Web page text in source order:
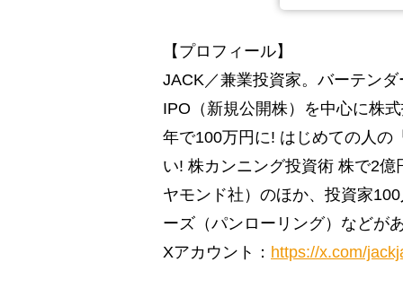
【プロフィール】
JACK／兼業投資家。バーテン
IPO（新規公開株）を中心に株
年で100万円に! はじめての人の
い! 株カンニング投資術 株で2
ヤモンド社）のほか、投資家
ーズ（パンローリング）などが
Xアカウント： https://x.com/